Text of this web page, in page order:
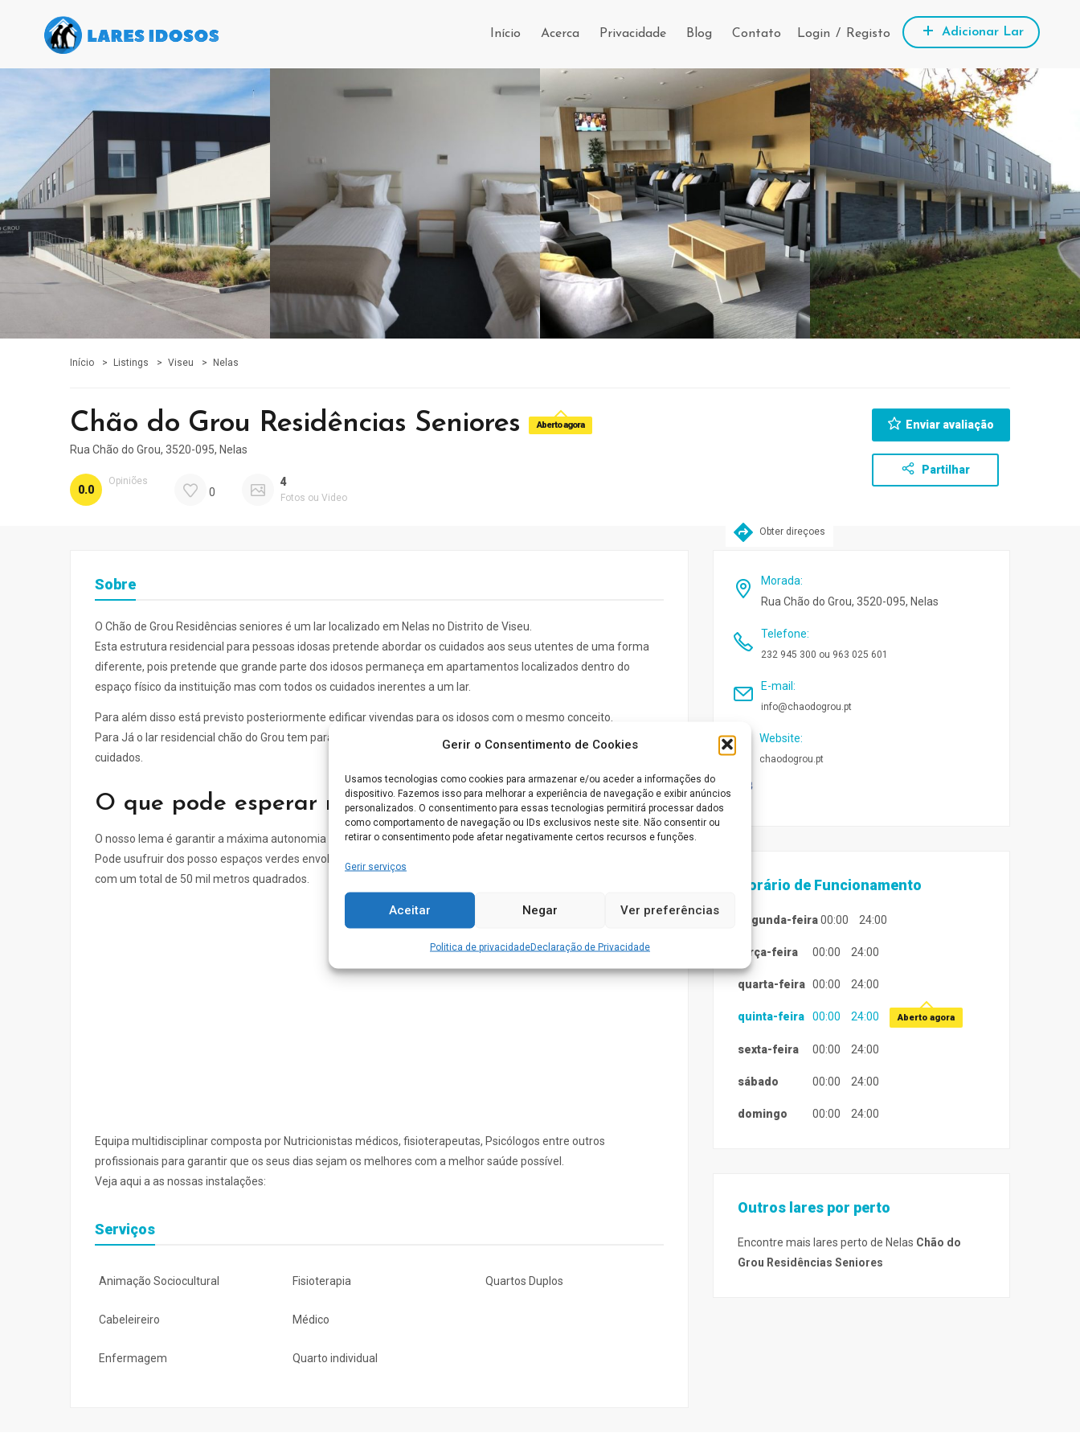
Gerir o Consentimento de Cookies
Usamos tecnologias como cookies para armazenar e/ou aceder a informações do
dispositivo. Fazemos isso para melhorar a experiência de navegação e exibir anúncios
personalizados. O consentimento para essas tecnologias permitirá processar dados
como comportamento de navegação ou IDs exclusivos neste site. Não consentir ou
retirar o consentimento pode afetar negativamente certos recursos e funções.
Gerir serviços
Aceitar Negar Ver preferências
Politica de privacidadeDeclaração de Privacidade
Início Acerca Privacidade Blog Contato Login / Registo Adicionar Lar
Início Listings Viseu Nelas
Chão do Grou Residências Seniores Aberto agora
Rua Chão do Grou, 3520-095, Nelas
0.0
Opiniões
0
4
Fotos ou Video
Enviar avaliação
Partilhar
Sobre
O Chão de Grou Residências seniores é um lar localizado em Nelas no Distrito de Viseu.
Esta estrutura residencial para pessoas idosas pretende abordar os cuidados aos seus utentes de uma forma
diferente, pois pretende que grande parte dos idosos permaneça em apartamentos localizados dentro do
espaço físico da instituição mas com todos os cuidados inerentes a um lar.
Para além disso está previsto posteriormente edificar vivendas para os idosos com o mesmo conceito.
Para Já o lar residencial chão do Grou tem para oferecer 54 vagas para utentes que precisem dos nossos
cuidados.
O que pode esperar nas residências Chão do Grou?
O nosso lema é garantir a máxima autonomia de cada idoso com atividades pensadas para cada utente.
Pode usufruir dos posso espaços verdes envolventes pois temos para si um terreno onde estamos inseridos
com um total de 50 mil metros quadrados.
Equipa multidisciplinar composta por Nutricionistas médicos, fisioterapeutas, Psicólogos entre outros
profissionais para garantir que os seus dias sejam os melhores com a melhor saúde possível.
Veja aqui a as nossas instalações:
Serviços
Animação Sociocultural
Cabeleireiro
Enfermagem
Fisioterapia
Médico
Quarto individual
Quartos Duplos
Obter direçoes
Morada:
Rua Chão do Grou, 3520-095, Nelas
Telefone:
232 945 300 ou 963 025 601
E-mail :
info@chaodogrou.pt
Website:
chaodogrou.pt
Horário de Funcionamento
segunda-feira00:00 24:00
terça-feira 00:00 24:00
quarta-feira 00:00 24:00
quinta-feira 00:00 24:00 Aberto agora
sexta-feira 00:00 24:00
sábado 00:00 24:00
domingo 00:00 24:00
Outros lares por perto
Encontre mais lares perto de Nelas Chão do
Grou Residências Seniores